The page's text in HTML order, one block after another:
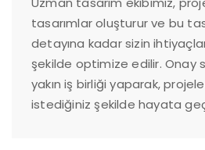
tasarımlar oluşturur ve bu
detayına kadar sizin
şekilde optimize edilir. Onay
yakın iş birliği yaparak,
istediğiniz şekilde hayata